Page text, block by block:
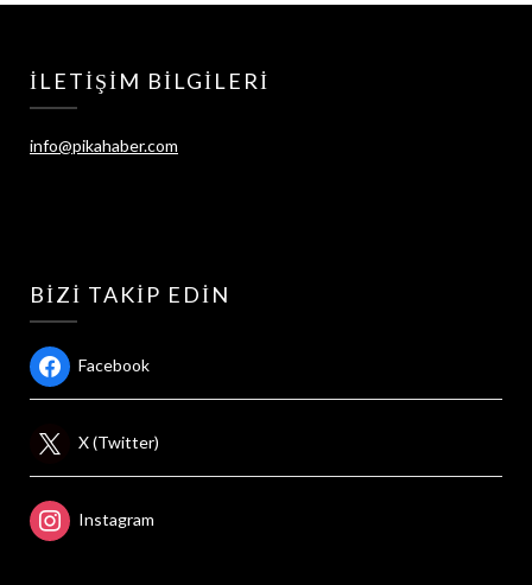
İLETIŞIM BILGILERI
info@pikahaber.com
BIZI TAKIP EDIN
Facebook
X (Twitter)
Instagram